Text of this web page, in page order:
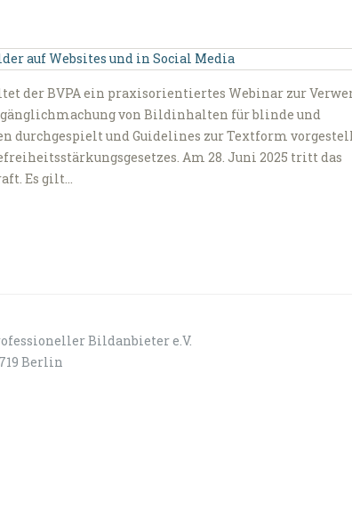
der BVPA ein praxisorientiertes Webinar zur
von Bildinhalten für blinde und
durchgespielt und Guidelines zur Textform
Am 28. Juni 2025 tritt das
Es gilt…
Bildanbieter e.V.
Berlin